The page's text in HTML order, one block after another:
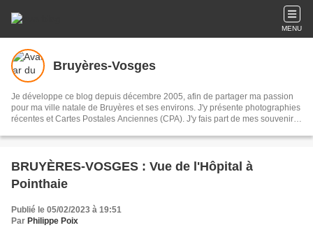
MENU
Bruyères-Vosges
Je développe ce blog depuis décembre 2005, afin de partager ma passion
pour ma ville natale de Bruyères et ses environs. J'y présente photographies
récentes et Cartes Postales Anciennes (CPA). J'y fais part de mes souvenirs
à voir absolument. MES PHOTOGRAPHIES ET LES CPA DE MA
QUE JE DONNERAIS SUR DEMANDE
BRUYÈRES-VOSGES : Vue de l'Hôpital à
Pointhaie
Publié le 05/02/2023 à 19:51
Par Philippe Poix